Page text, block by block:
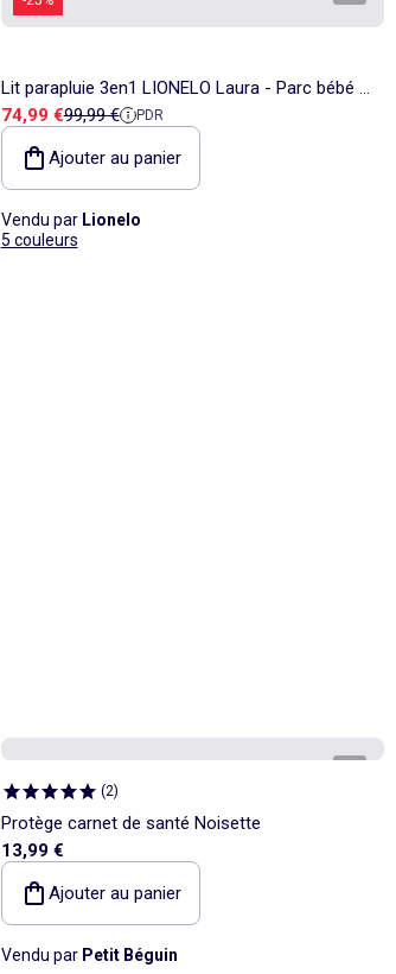
Lit parapluie 3en1 LIONELO Laura - Parc bébé -
Matelas haute densité - Roulettes - 0-36 mois
Prix de vente
74,99 €Prix de référence
99,99 € PDR
Ajouter au panier
Vendu par Lionelo
5 couleurs
(2)
Protège carnet de santé Noisette
13,99 €
Ajouter au panier
Vendu par Petit Béguin